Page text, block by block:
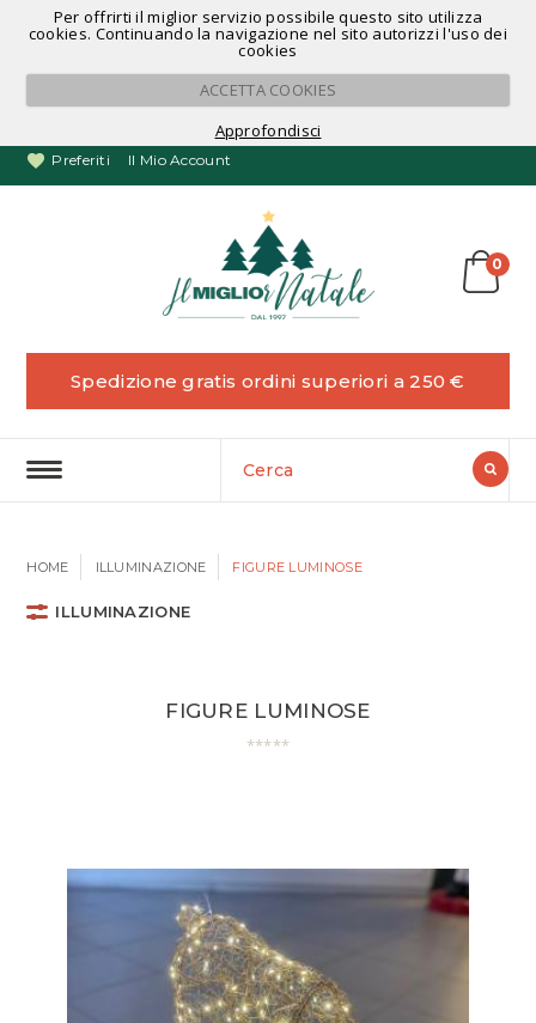
Per offrirti il miglior servizio possibile questo sito utilizza
cookies. Continuando la navigazione nel sito autorizzi l'uso dei
cookies
ACCETTA COOKIES
Approfondisci
Noleggio Alberi di Natale
Preferiti Il Mio Account
0
Spedizione gratis ordini superiori a 250 €
HOME ILLUMINAZIONE FIGURE LUMINOSE
ILLUMINAZIONE
FIGURE LUMINOSE